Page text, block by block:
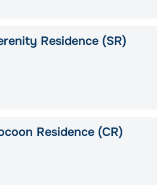
Residence (SR)
Residence (CR)